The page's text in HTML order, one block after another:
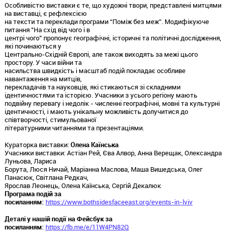
Особливістю виставки є те, що художні твори, представлені митцями
на виставці, є рефлексією
на тексти та переклади програми “Поміж без меж”. Модифікуюче
питання "На схід від чого і в
центрі чого" пропонує географічні, історичні та політичні дослідження,
які починаються у
Центрально-Східній Європі, але також виходять за межі цього
простору. У часи війни та
насильства швидкість і масштаб подій покладає особливе
навантаження на митців,
перекладачів та науковців, які стикаються зі складними
ідентичностями та історією. Учасники з усього регіону мають
подвійну перевагу і недолік - численні географічні, мовні та культурні
ідентичності, і мають унікальну можливість долучитися до
співтворчості, стимульованої
літературними читаннями та презентаціями.
Кураторка виставки:Олена Каїнська
Учасники виставки: Астіан Рей, Єва Алвор, Анна Верещак, Олександра
Луньова, Лариса
Борута, Люся Ничай, Маріанна Маслова, Маша Вишедська, Олег
Панасюк, Світлана Редкач,
Ярослав Леонець, Олена Каїнська, Сергій Декалюк
Програма подій за
посиланням: https://www.bothsidesfaceeast.org/events-in-lviv
Деталі у нашій події на Фейсбук за
посиланням: https://fb.me/e/11W4PN82Q